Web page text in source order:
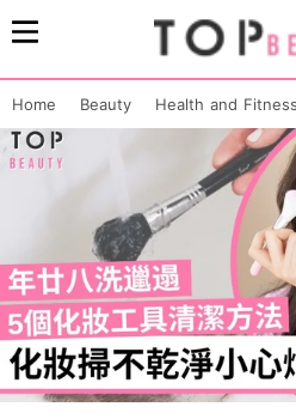
Home Beauty Health and Fitness